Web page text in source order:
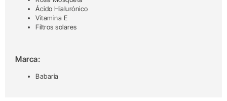
Ácido Hialurónico
Vitamina E
Filtros solares
Marca:
Babaria